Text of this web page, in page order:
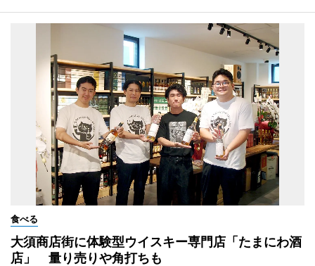
食べる
大須商店街に体験型ウイスキー専門店「たまにわ酒
店」 量り売りや角打ちも